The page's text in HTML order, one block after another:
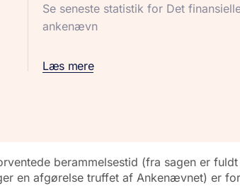
Se seneste statistik for Det
ankenævn
Læs mere
berammelsestid (fra sagen er
en afgørelse truffet af Ankenævnet) er